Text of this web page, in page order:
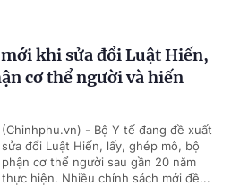
khi sửa đổi Luật Hiến,
cơ thể người và hiến
(Chinhphu.vn) - Bộ Y tế đang đề xuất
sửa đổi Luật Hiến, lấy, ghép mô, bộ
phận cơ thể người sau gần 20 năm
thực hiện. Nhiều chính sách mới đề...